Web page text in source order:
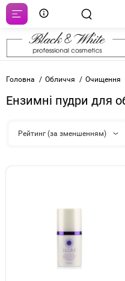
Головна Обличчя Очищення
Ензимні пудри для
Рейтинг (за зменшенням)